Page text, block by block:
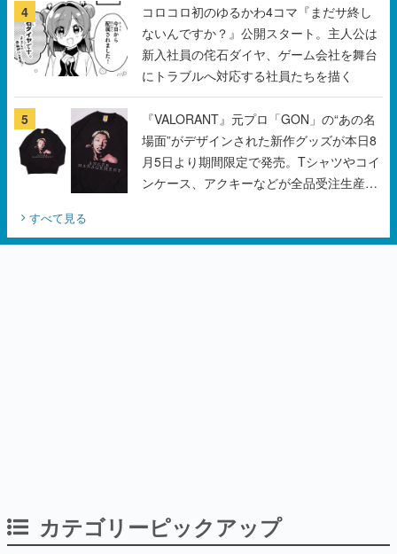
4
コロコロ初のゆるかわ4コマ『まだサ終し
ないんですか？』公開スタート。主人公は
新入社員の侘石ダイヤ、ゲーム会社を舞台
にトラブルへ対応する社員たちを描く
5
『VALORANT』元プロ「GON」の“あの名
場面”がデザインされた新作グッズが本日8
月5日より期間限定で発売。Tシャツやコイ
ンケース、アクキーなどが全品受注生産で
すべて見る
カテゴリーピックアップ